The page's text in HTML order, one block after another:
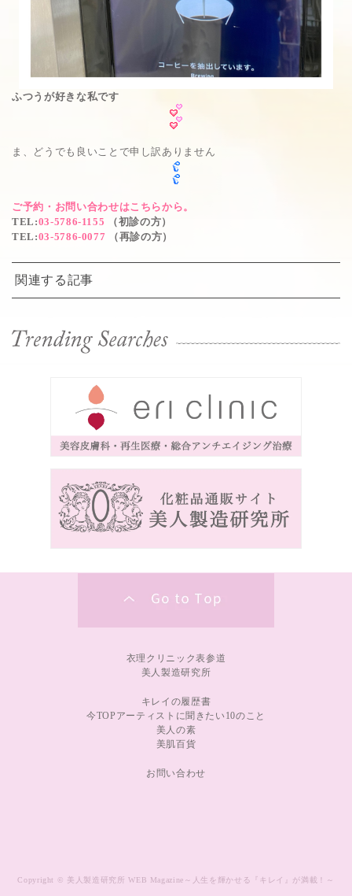
ふつうが好きな私です
ま、どうでも良いことで申し訳ありません
ご予約・お問い合わせはこちらから。
TEL :03-5786-1155 （初診の方）
TEL :03-5786-0077 （再診の方）
関連する記事
衣理クリニック表参道
美人製造研究所
キレイの履歴書
今TOPアーティストに聞きたい10のこと
美人の素
美肌百貨
お問い合わせ
Copyright © 美人製造研究所 WEB Magazine～人生を輝かせる『キレイ』が満載！～